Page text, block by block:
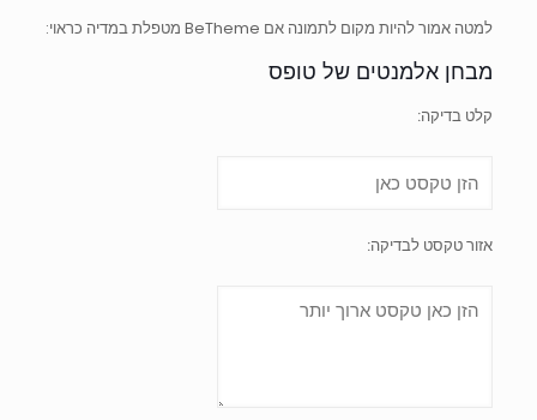
למטה אמור להיות מקום לתמונה אם BeTheme מטפלת במדיה כראוי:
מבחן אלמנטים של טופס
קלט בדיקה:
אזור טקסט לבדיקה: